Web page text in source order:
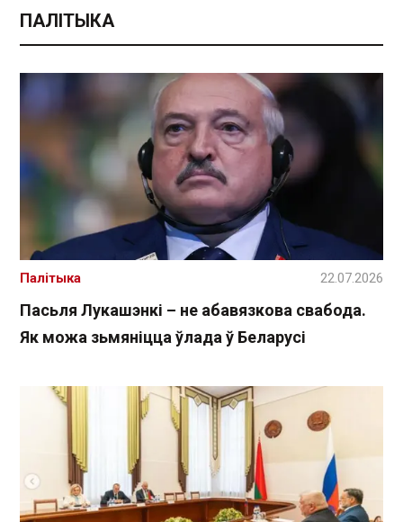
ПАЛІТЫКА
Пасьля Лукашэнкі – не абавязкова свабода.
Як можа зьмяніцца ўлада ў Беларусі
Палітыка 22.07.2026